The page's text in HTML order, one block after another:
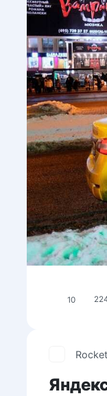
10
Rocket